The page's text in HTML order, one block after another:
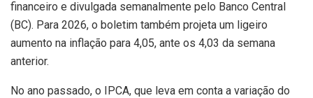
financeiro e divulgada semanalmente pelo Banco Central
(BC). Para 2026, o boletim também projeta um ligeiro
aumento na inflação para 4,05, ante os 4,03 da semana
anterior.
No ano passado, o IPCA, que leva em conta a variação do